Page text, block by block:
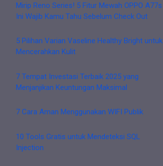
Mirip Reno Series! 5 Fitur Mewah OPPO A77s
Ini Wajib Kamu Tahu Sebelum Check Out
5 Pilihan Varian Vaseline Healthy Bright untuk
Mencerahkan Kulit
7 Tempat Investasi Terbaik 2025 yang
Menjanjikan Keuntungan Maksimal
7 Cara Aman Menggunakan WIFI Publik
10 Tools Gratis untuk Mendeteksi SQL
Injection